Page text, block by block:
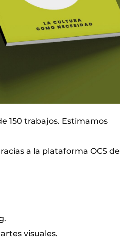
150 trabajos. Estimamos
a la plataforma OCS de
visuales.